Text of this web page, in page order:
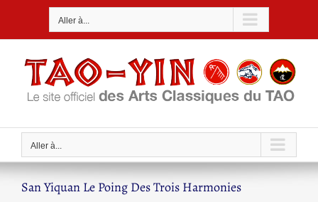
Aller à...
Aller à...
San Yiquan Le Poing Des Trois Harmonies